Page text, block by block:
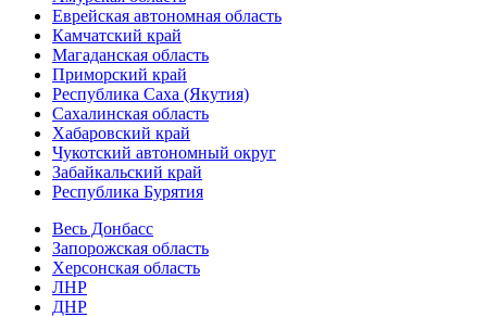
Еврейская автономная область
Камчатский край
Магаданская область
Приморский край
Республика Саха (Якутия)
Сахалинская область
Хабаровский край
Чукотский автономный округ
Забайкальский край
Республика Бурятия
Весь Донбасс
Запорожская область
Херсонская область
ЛНР
ДНР